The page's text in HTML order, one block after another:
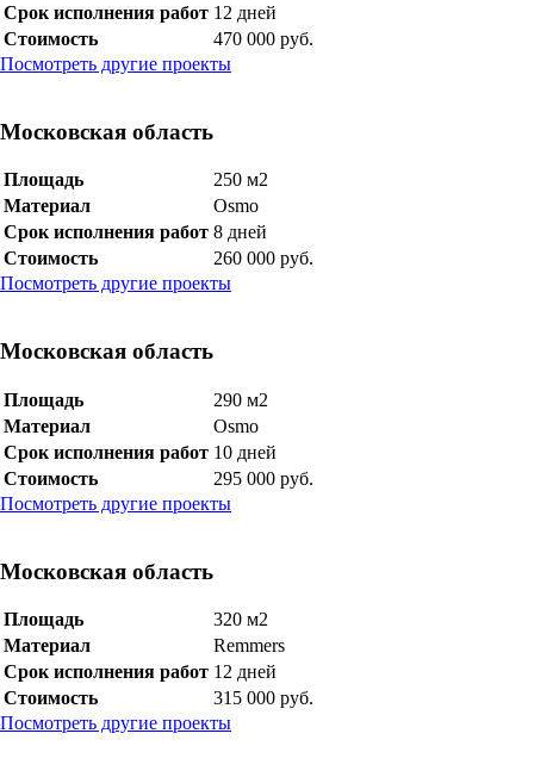
Срок исполнения работ 12 дней
Стоимость
470 000 руб.
Посмотреть другие проекты
Московская область
Площадь
250 м2
Материал
Osmo
Срок исполнения работ 8 дней
Стоимость
260 000 руб.
Посмотреть другие проекты
Московская область
Площадь
290 м2
Материал
Osmo
Срок исполнения работ 10 дней
Стоимость
295 000 руб.
Посмотреть другие проекты
Московская область
Площадь
320 м2
Материал
Remmers
Срок исполнения работ 12 дней
Стоимость
315 000 руб.
Посмотреть другие проекты